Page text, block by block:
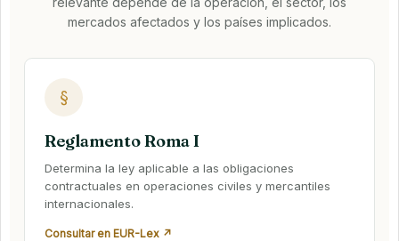
mercados afectados y los países implicados.
§
Reglamento Roma I
Determina la ley aplicable a las obligaciones
contractuales en operaciones civiles y mercantiles
internacionales.
Consultar en EUR-Lex ↗